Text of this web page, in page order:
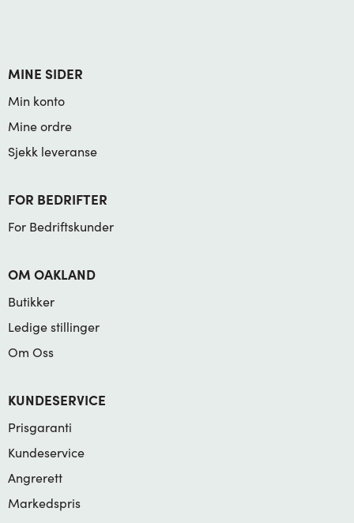
MINE SIDER
Min konto
Mine ordre
Sjekk leveranse
FOR BEDRIFTER
For Bedriftskunder
OM OAKLAND
Butikker
Ledige stillinger
Om Oss
KUNDESERVICE
Prisgaranti
Kundeservice
Angrerett
Markedspris